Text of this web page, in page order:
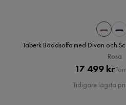
Taberk Bäddsoffa med Divan och
Rosa
Pris
17 499 kr
Pris
Tidigare lägsta